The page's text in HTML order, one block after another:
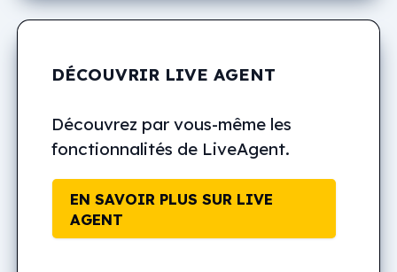
DÉCOUVRIR LIVE AGENT
Découvrez par vous-même les
fonctionnalités de LiveAgent.
EN SAVOIR PLUS SUR LIVE
AGENT